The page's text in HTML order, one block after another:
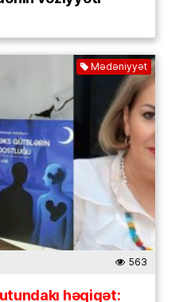
Mədəniyyət
563
həqiqət: